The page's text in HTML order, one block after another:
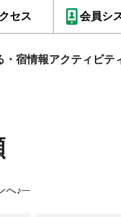
セス 会員シ
・宿情報アクティビテ
へ♪─